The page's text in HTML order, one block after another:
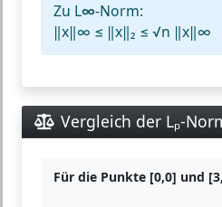
Zu L∞-Norm:
‖x‖∞ ≤ ‖x‖₂ ≤ √n ‖x‖∞
Vergleich der Lₚ-
Für die Punkte [0,0] und